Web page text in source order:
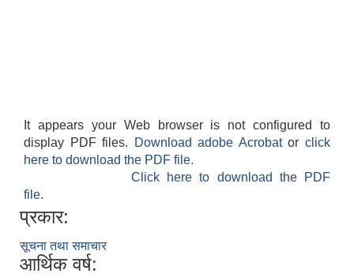
It appears your Web browser is not configured to
display PDF files.
Download adobe Acrobatorclick
here to download the PDF file.
Click here to download the PDF
file.
प्रकार:
सूचना तथा समाचार
आर्थिक वर्ष: